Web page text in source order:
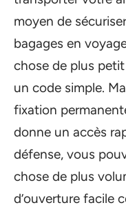
moyen de
bagages en
chose de plus
un code simple.
fixation
donne un accès
défense, vous
chose de plus
d’ouverture facile